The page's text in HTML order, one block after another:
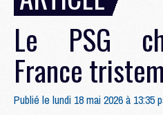
Le PSG
France
Publié le lundi 18 mai 2026 à 13:35